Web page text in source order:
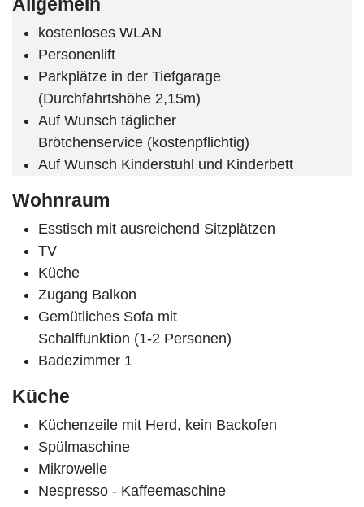
kostenloses WLAN
Personenlift
Parkplätze in der Tiefgarage
(Durchfahrtshöhe 2,15m)
Auf Wunsch täglicher
Brötchenservice (kostenpflichtig)
Auf Wunsch Kinderstuhl und Kinderbett
Wohnraum
Esstisch mit ausreichend Sitzplätzen
TV
Küche
Zugang Balkon
Gemütliches Sofa mit
Schalffunktion (1-2 Personen)
Badezimmer 1
Küche
Küchenzeile mit Herd, kein Backofen
Spülmaschine
Mikrowelle
Nespresso - Kaffeemaschine